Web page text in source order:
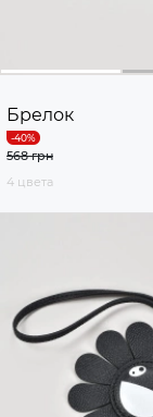
Брелок
568 грн
4 цвета